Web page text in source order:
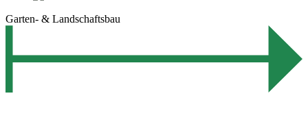
Garten- & Landschaftsbau